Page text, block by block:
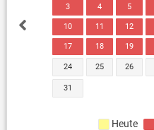
3 4 5
10 11 12
17 18 19
24 25 26
31
Heute